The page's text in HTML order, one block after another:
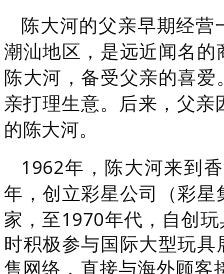
陈大河的父亲早期经
潮汕地区，是远近闻名
陈大河，备受父亲的喜
亲打理生意。后来，父
的陈大河。
1962年， 陈大河来到
年，创立彩星公司（彩
家，至1970年代，自创
时积极参与国际大型玩具
售网络，直接与海外顾客